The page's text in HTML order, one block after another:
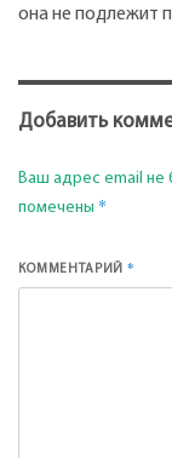
она не подлежит
Добавить
Ваш адрес email не
помечены *
КОММЕНТАРИЙ*